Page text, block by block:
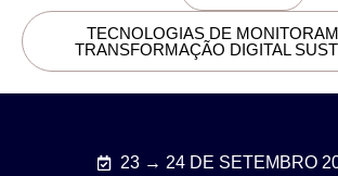
TECNOLOGIAS DE
TRANSFORMAÇÃO DIGITAL
23 → 24 DE SETEMBRO